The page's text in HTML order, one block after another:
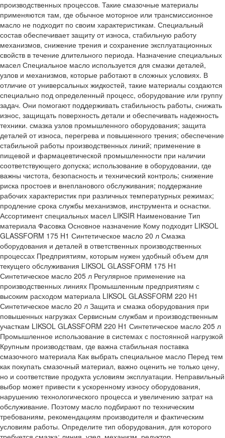
производственных процессов. Такие смазочные материалы
применяются там, где обычное моторное или трансмиссионное
масло не подходит по своим характеристикам. Специальный
состав обеспечивает защиту от износа, стабильную работу
механизмов, снижение трения и сохранение эксплуатационных
свойств в течение длительного периода. Назначение специальных
масел Специальное масло используется для смазки деталей,
узлов и механизмов, которые работают в сложных условиях. В
отличие от универсальных жидкостей, такие материалы создаются
специально под определенный процесс, оборудование или группу
задач. Они помогают поддерживать стабильность работы, снижать
износ, защищать поверхность детали и обеспечивать надежность
техники. смазка узлов промышленного оборудования; защита
деталей от износа, перегрева и повышенного трения; обеспечение
стабильной работы производственных линий; применение в
пищевой и фармацевтической промышленности при наличии
соответствующего допуска; использование в оборудовании, где
важны чистота, безопасность и технический контроль; снижение
риска простоев и внепланового обслуживания; поддержание
рабочих характеристик при различных температурных режимах;
продление срока службы механизмов, инструмента и оснастки.
Ассортимент специальных масел LIKSIR Наименование Тип
материала Фасовка Основное назначение Кому подходит LIKSOL
GLASSFORM 175 H1 Синтетическое масло 20 л Смазка
оборудования и деталей в ответственных производственных
процессах Предприятиям, которым нужен удобный объем для
текущего обслуживания LIKSOL GLASSFORM 175 H1
Синтетическое масло 205 л Регулярное применение на
производственных линиях Промышленным предприятиям с
высоким расходом материала LIKSOL GLASSFORM 220 H1
Синтетическое масло 20 л Защита и смазка оборудования при
повышенных нагрузках Сервисным службам и производственным
участкам LIKSOL GLASSFORM 220 H1 Синтетическое масло 205 л
Промышленное использование в системах с постоянной нагрузкой
Крупным производствам, где важна стабильная поставка
смазочного материала Как выбрать специальное масло Перед тем
как покупать смазочный материал, важно оценить не только цену,
но и соответствие продукта условиям эксплуатации. Неправильный
выбор может привести к ускоренному износу оборудования,
нарушению технологического процесса и увеличению затрат на
обслуживание. Поэтому масло подбирают по техническим
требованиям, рекомендациям производителя и фактическим
условиям работы. Определите тип оборудования, для которого